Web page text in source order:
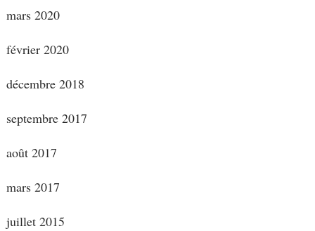
mars 2020
février 2020
décembre 2018
septembre 2017
août 2017
mars 2017
juillet 2015